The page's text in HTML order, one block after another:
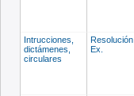
Intrucciones,
dictámenes,
circulares
Resolución
Ex.